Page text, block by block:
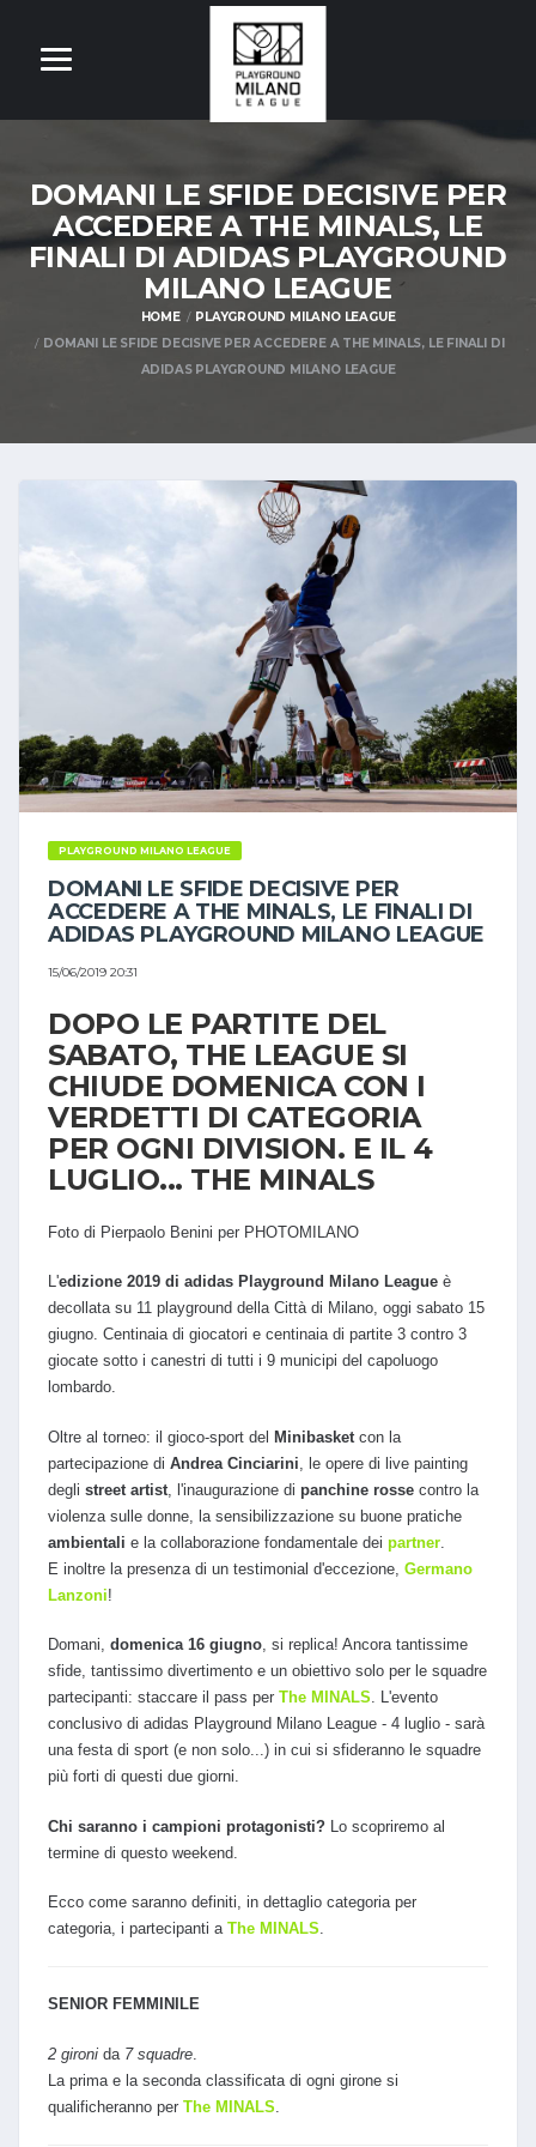
DOMANI LE SFIDE DECISIVE PER
ACCEDERE A THE MINALS, LE
FINALI DI ADIDAS PLAYGROUND
MILANO LEAGUE
HOME
PLAYGROUND MILANO LEAGUE
DOMANI LE SFIDE DECISIVE PER ACCEDERE A THE MINALS, LE FINALI DI
ADIDAS PLAYGROUND MILANO LEAGUE
PLAYGROUND MILANO LEAGUE
DOMANI LE SFIDE DECISIVE PER
ACCEDERE A THE MINALS, LE FINALI DI
ADIDAS PLAYGROUND MILANO LEAGUE
15/06/2019 20:31
DOPO LE PARTITE DEL
SABATO, THE LEAGUE SI
CHIUDE DOMENICA CON I
VERDETTI DI CATEGORIA
PER OGNI DIVISION. E IL 4
LUGLIO... THE MINALS
Foto di Pierpaolo Benini per PHOTOMILANO
L'edizione 2019 di adidas Playground Milano League è
decollata su 11 playground della Città di Milano, oggi sabato 15
giugno. Centinaia di giocatori e centinaia di partite 3 contro 3
giocate sotto i canestri di tutti i 9 municipi del capoluogo
lombardo.
Oltre al torneo: il gioco-sport del Minibasket con la
partecipazione di Andrea Cinciarini , le opere di live painting
degli street artist , l'inaugurazione di panchine rosse contro la
violenza sulle donne, la sensibilizzazione su buone pratiche
ambientali e la collaborazione fondamentale dei partner
E inoltre la presenza di un testimonial d'eccezione, Germano
Lanzoni!
Domani, domenica 16 giugno, si replica! Ancora tantissime
sfide, tantissimo divertimento e un obiettivo solo per le squadre
partecipanti: staccare il pass per The MINALS. L'evento
conclusivo di adidas Playground Milano League - 4 luglio - sarà
una festa di sport (e non solo...) in cui si sfideranno le squadre
più forti di questi due giorni.
Chi saranno i campioni protagonisti? Lo scopriremo al
termine di questo weekend.
Ecco come saranno definiti, in dettaglio categoria per
categoria, i partecipanti a The MINALS.
SENIOR FEMMINILE
2 gironi da 7 squadre
La prima e la seconda classificata di ogni girone si
qualificheranno per The MINALS